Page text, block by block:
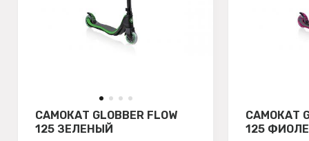
САМОКАТ GLOBBER FLOW
125 ЗЕЛЕНЫЙ
САМОКАТ
125